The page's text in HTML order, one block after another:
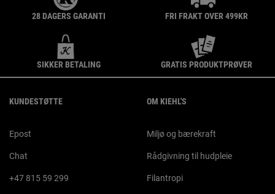
28 DAGERS GARANTI FRI FRAKT OVER 499KR
SIKKER BETALING GRATIS PRODUKTPRØVER
KUNDESTØTTE
Epost
Chat
+47 815 59 299
OM KIEHL'S
Miljø og bærekraft
Rådgivning til hudpleie
Filantropi